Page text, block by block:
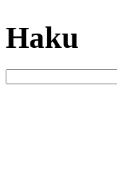
Haku